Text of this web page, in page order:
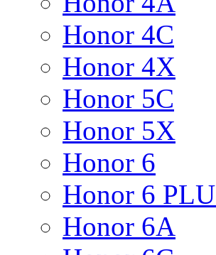
Honor 4C
Honor 4X
Honor 5C
Honor 5X
Honor 6
Honor 6
Honor 6A